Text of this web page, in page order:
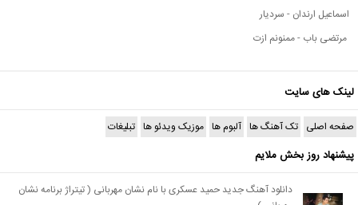
اسماعیل ارندان - سردیار
مرتضی باب - ممنونم ازت
لینک های سایت
صفحه اصلی تک آهنگ ها آلبوم ها موزیک ویدئو ها تبلیغات
پیشنهاد روز بخش ملایم
دانلود آهنگ جدید حمید عسکری با نام نشان مهربانی ( تیتراژ برنامه نشان